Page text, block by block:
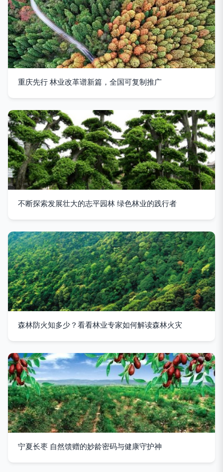
重庆先行 林业改革谱新篇，全国可复制推广
不断探索发展壮大的志平园林 绿色林业的践行者
森林防火知多少？看看林业专家如何解读森林火灾
宁夏长枣 自然馈赠的妙龄密码与健康守护神